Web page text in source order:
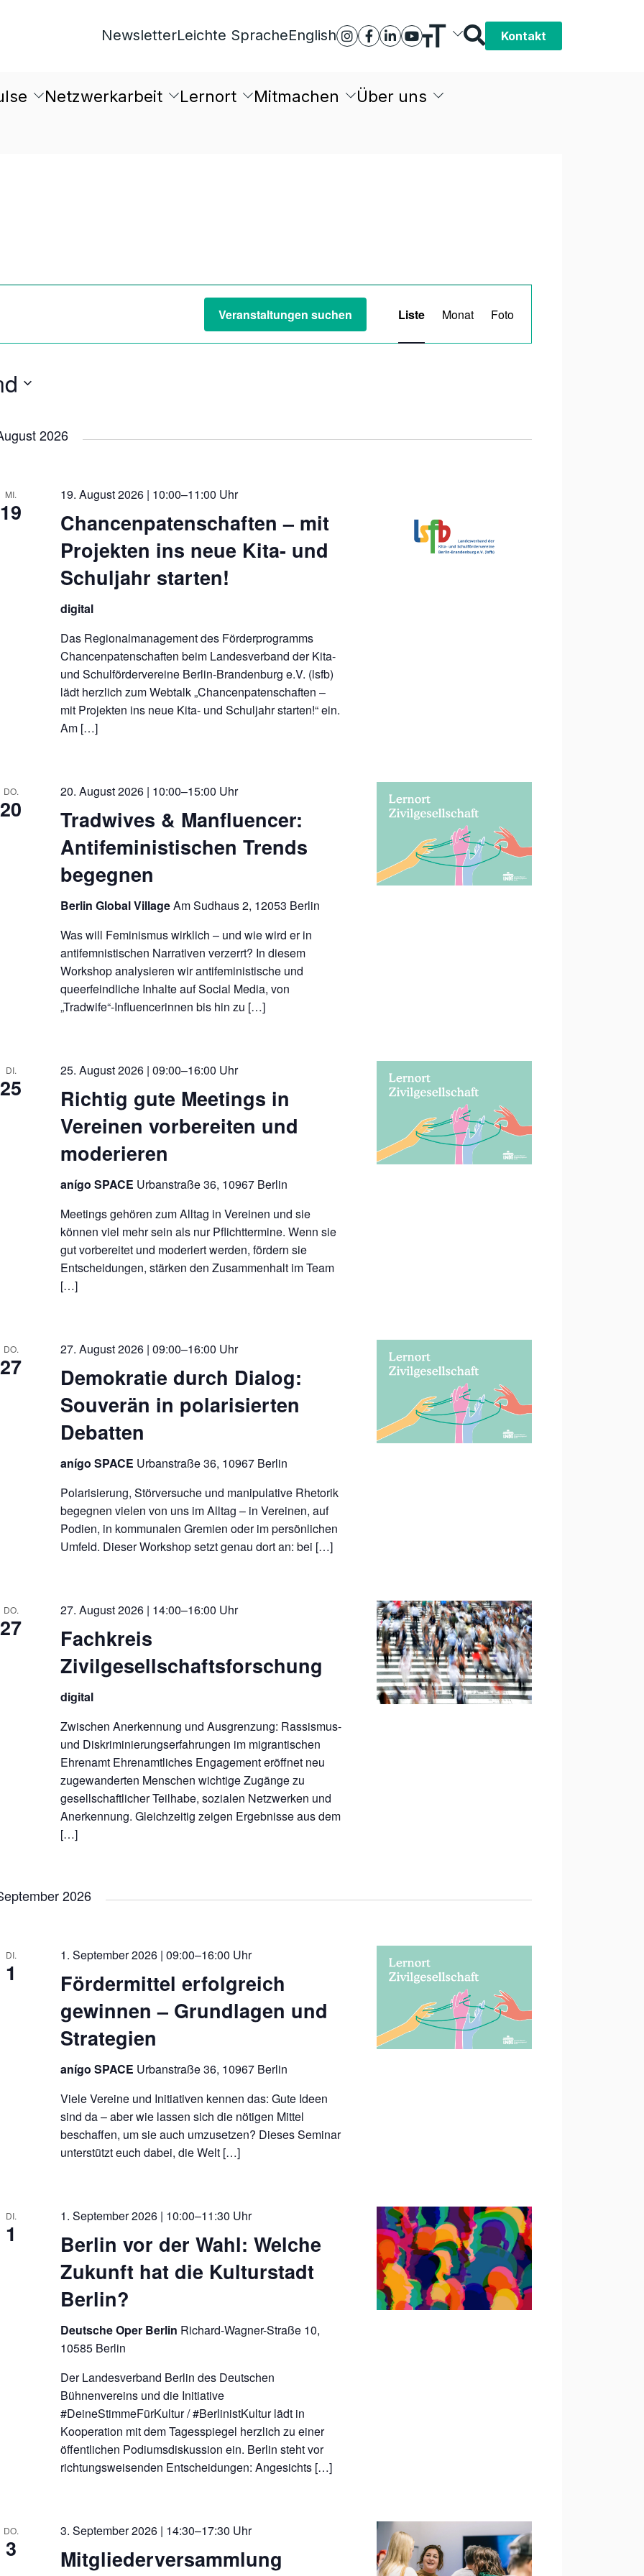
NewsletterLeichte SpracheEnglish Kontakt
Netzwerkarbeit Lernort Mitmachen Über uns
Veranstaltungen suchen
Ansichten-
Navigation
Liste Monat Foto
2026
MI.
19
Chancenpatenschaften – mit
Projekten ins neue Kita- und
Schuljahr starten!
19. August 2026 | 10:00–11:00 Uhr
digital
Das Regionalmanagement des Förderprogramms
Chancenpatenschaften beim Landesverband der Kita-
und Schulfördervereine Berlin-Brandenburg e.V. (lsfb)
lädt herzlich zum Webtalk „Chancenpatenschaften –
mit Projekten ins neue Kita- und Schuljahr starten!“ ein.
Am […]
DO.
20
Tradwives & Manfluencer:
Antifeministischen Trends
begegnen
20. August 2026 | 10:00–15:00 Uhr
Berlin Global VillageAm Sudhaus 2, 12053 Berlin
Was will Feminismus wirklich – und wie wird er in
antifemnistischen Narrativen verzerrt? In diesem
Workshop analysieren wir antifeministische und
queerfeindliche Inhalte auf Social Media, von
„Tradwife“-Influencerinnen bis hin zu […]
DI.
25
Richtig gute Meetings in
Vereinen vorbereiten und
moderieren
25. August 2026 | 09:00–16:00 Uhr
anígo SPACE Urbanstraße 36, 10967 Berlin
Meetings gehören zum Alltag in Vereinen und sie
können viel mehr sein als nur Pflichttermine. Wenn sie
gut vorbereitet und moderiert werden, fördern sie
Entscheidungen, stärken den Zusammenhalt im Team
[…]
DO.
27
Demokratie durch Dialog:
Souverän in polarisierten
Debatten
27. August 2026 | 09:00–16:00 Uhr
anígo SPACE Urbanstraße 36, 10967 Berlin
Polarisierung, Störversuche und manipulative Rhetorik
begegnen vielen von uns im Alltag – in Vereinen, auf
Podien, in kommunalen Gremien oder im persönlichen
Umfeld. Dieser Workshop setzt genau dort an: bei […]
DO.
27
Fachkreis
Zivilgesellschaftsforschung
27. August 2026 | 14:00–16:00 Uhr
digital
Zwischen Anerkennung und Ausgrenzung: Rassismus-
und Diskriminierungserfahrungen im migrantischen
Ehrenamt Ehrenamtliches Engagement eröffnet neu
zugewanderten Menschen wichtige Zugänge zu
gesellschaftlicher Teilhabe, sozialen Netzwerken und
Anerkennung. Gleichzeitig zeigen Ergebnisse aus dem
[…]
2026
DI.
1
Fördermittel erfolgreich
gewinnen – Grundlagen und
Strategien
1. September 2026 | 09:00–16:00 Uhr
anígo SPACE Urbanstraße 36, 10967 Berlin
Viele Vereine und Initiativen kennen das: Gute Ideen
sind da – aber wie lassen sich die nötigen Mittel
beschaffen, um sie auch umzusetzen? Dieses Seminar
unterstützt euch dabei, die Welt […]
DI.
1
Berlin vor der Wahl: Welche
Zukunft hat die Kulturstadt
Berlin?
1. September 2026 | 10:00–11:30 Uhr
Deutsche Oper Berlin Richard-Wagner-Straße 10,
10585 Berlin
Der Landesverband Berlin des Deutschen
Bühnenvereins und die Initiative
#DeineStimmeFürKultur / #BerlinistKultur lädt in
Kooperation mit dem Tagesspiegel herzlich zu einer
öffentlichen Podiumsdiskussion ein. Berlin steht vor
richtungsweisenden Entscheidungen: Angesichts […]
DO.
3 Mitgliederversammlung
3. September 2026 | 14:30–17:30 Uhr